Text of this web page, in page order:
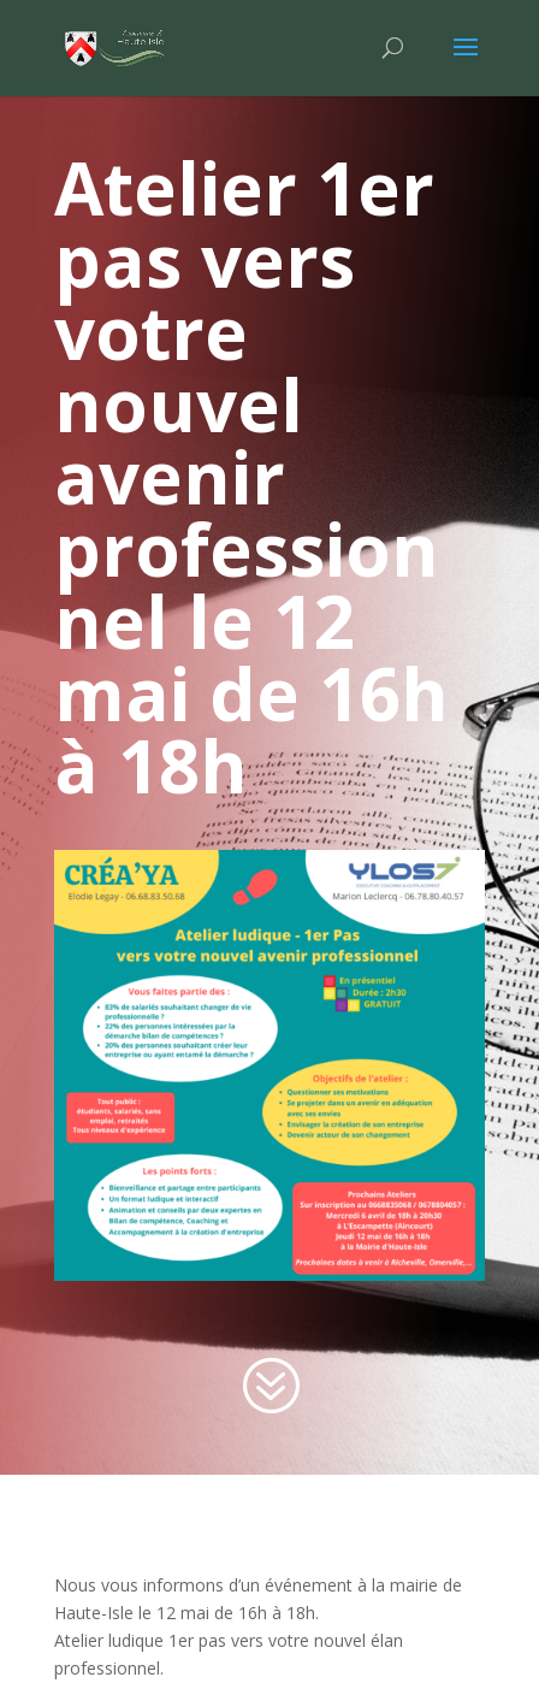
Atelier 1er
pas vers
votre
nouvel
avenir
profession
nel le 12
mai de 16h
à 18h
?
Nous vous informons d’un événement à la mairie de
Haute-Isle le 12 mai de 16h à 18h.
Atelier ludique 1er pas vers votre nouvel élan
professionnel.